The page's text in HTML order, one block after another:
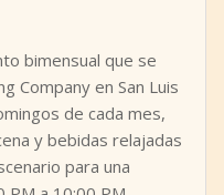
bimensual que se
Company en San Luis
de cada mes,
y bebidas relajadas
para una